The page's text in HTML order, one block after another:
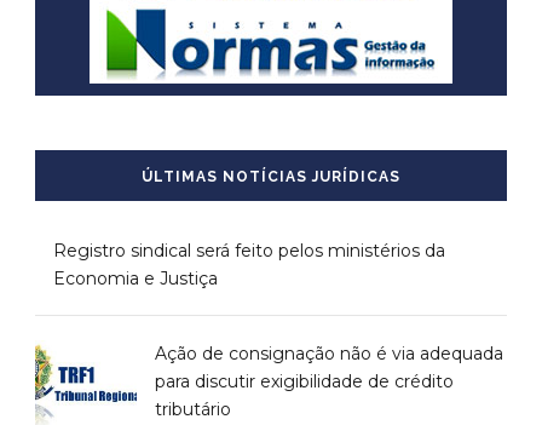
ÚLTIMAS NOTÍCIAS JURÍDICAS
Registro sindical será feito pelos ministérios da
Economia e Justiça
Ação de consignação não é via adequada
para discutir exigibilidade de crédito
tributário